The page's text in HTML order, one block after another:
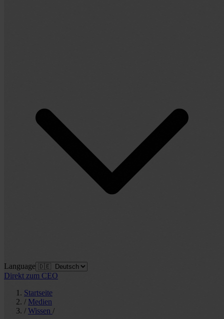
Language
Direkt zum CEO
Startseite
/ Medien
/ Wissen /